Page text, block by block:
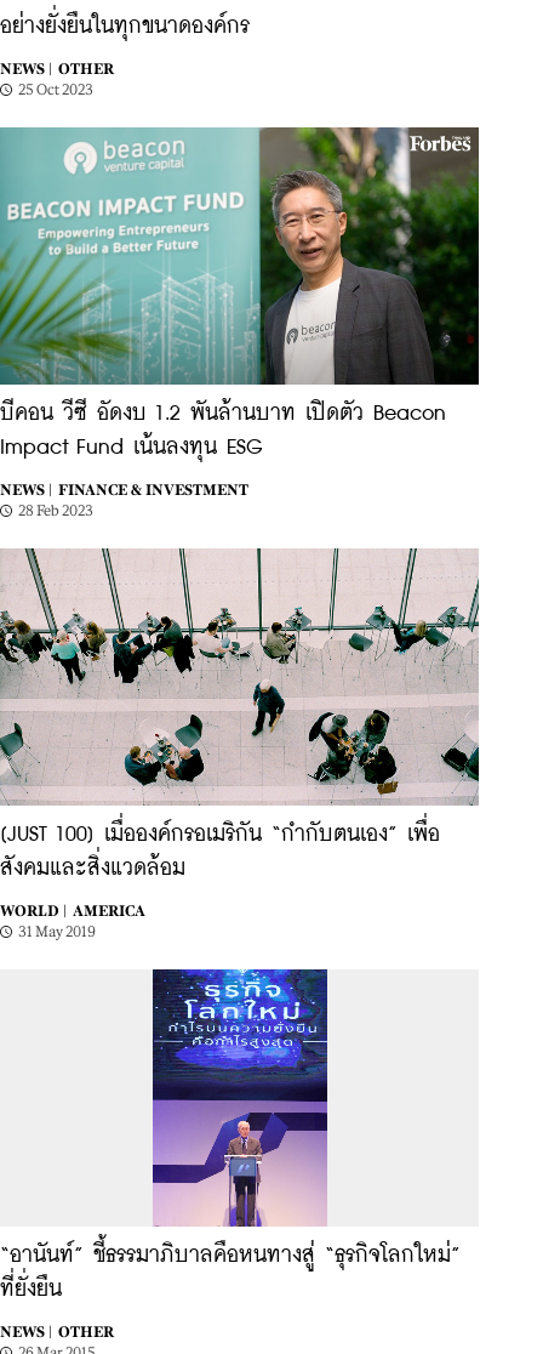
อย่างยั่งยืนในทุกขนาดองค์กร
NEWS |
OTHER
25 Oct 2023
บีคอน วีซี อัดงบ 1.2 พันล้านบาท เปิดตัว Beacon
Impact Fund เน้นลงทุน ESG
NEWS |
FINANCE & INVESTMENT
28 Feb 2023
[JUST 100] เมื่อองค์กรอเมริกัน “กำกับตนเอง” เพื่อ
สังคมและสิ่งแวดล้อม
WORLD |
AMERICA
31 May 2019
“อานันท์” ชี้ธรรมาภิบาลคือหนทางสู่ “ธุรกิจโลกใหม่”
ที่ยั่งยืน
NEWS |
OTHER